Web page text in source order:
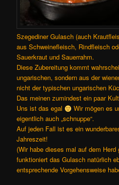
Szegediner Gulasch (auch
aus Schweinefleisch, Rindfleisch
Sauerkraut und Sauerrahm.
Diese Zubereitung kommt
ungarischen, sondern aus der
nicht der typischen ungarischen
Das meinen zumindest ein paar
Uns ist das egal
Wir mögen es
eigentlich auch „schnuppe“.
Auf jeden Fall ist es ein
Jahreszeit!
(Wir habe dieses mal auf dem
funktioniert das Gulasch natürlich
entsprechende Vorgehensweise